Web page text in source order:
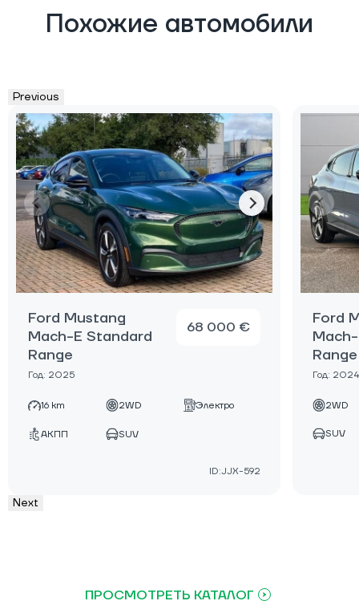
Похожие автомобили
Previous
Ford Mustang
Mach-E Standard
Range
Год: 2025
68 000 €
16 km 2WD Электро
АКПП SUV
ID:JJX-592
Ford
Range
Год:
2WD
SUV
Next
ПРОСМОТРЕТЬ КАТАЛОГ